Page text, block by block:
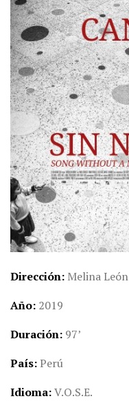
Dirección Melina León
Año 2019
Duración 97’
País Perú
Idioma V.O.S.E.